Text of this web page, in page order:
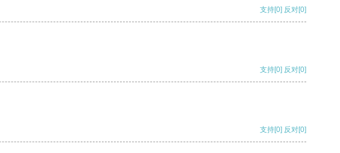
支持[0] 反对[0]
支持[0] 反对[0]
支持[0] 反对[0]